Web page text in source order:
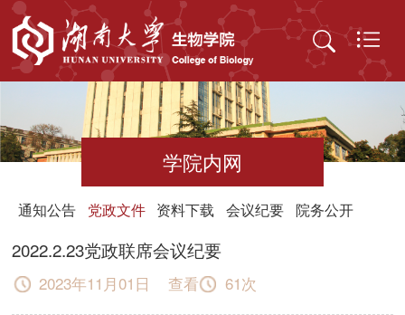
学院内网
通知公告 党政文件 资料下载 会议纪要 院务公开
管理信息系统
2022.2.23党政联席会议纪要
2023年11月01日 查看 61次